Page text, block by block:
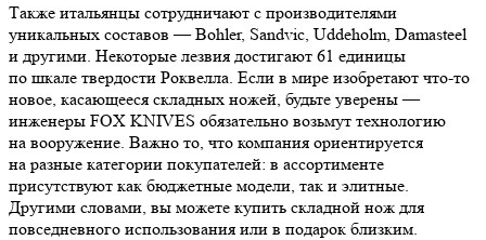
Также итальянцы сотрудничают с производителями
уникальных составов — Bohler, Sandvic, Uddeholm, Damasteel
и другими. Некоторые лезвия достигают 61 единицы
по шкале твердости Роквелла. Если в мире изобретают что-то
новое, касающееся складных ножей, будьте уверены —
инженеры FOX KNIVES обязательно возьмут технологию
на вооружение. Важно то, что компания ориентируется
на разные категории покупателей: в ассортименте
присутствуют как бюджетные модели, так и элитные.
Другими словами, вы можете купить складной нож для
повседневного использования или в подарок близким.